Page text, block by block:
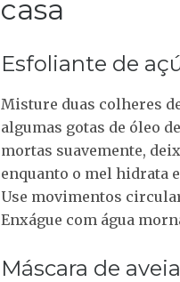
casa
Esfoliante de
Misture duas colheres
algumas gotas de óleo
mortas suavemente,
enquanto o mel hidrata
Use movimentos
Enxágue com água
Máscara de